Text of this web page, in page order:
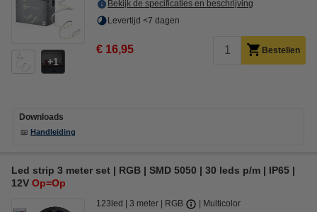
1
Bekijk de specificaties en beschrijving
Levertijd <7 dagen
€ 16,95 Bestellen
Downloads
📖 Handleiding
Led strip 3 meter set | RGB | SMD 5050 | 30 leds p/m | IP65 |
12V Op=Op
123led 3 meter RGB Multicolor